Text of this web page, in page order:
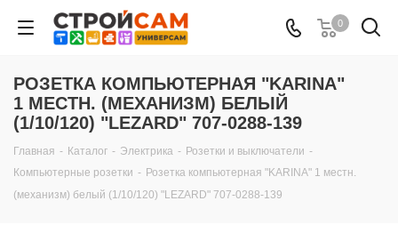
0
РОЗЕТКА КОМПЬЮТЕРНАЯ "KARINA"
1 МЕСТН. (МЕХАНИЗМ) БЕЛЫЙ
(1/10/120) "LEZARD" 707-0288-139
Главная - Каталог - Электрика - Розетки и выключатели -
Компьютерные розетки - Розетка компьютерная "KARINA" 1 местн.
(механизм) белый (1/10/120) "LEZARD" 707-0288-139